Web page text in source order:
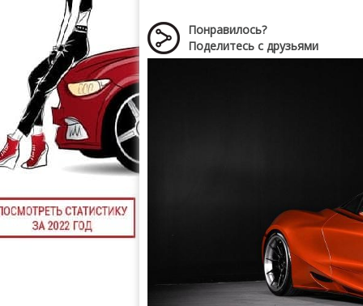
Понравилось?
Поделитесь с друзьями